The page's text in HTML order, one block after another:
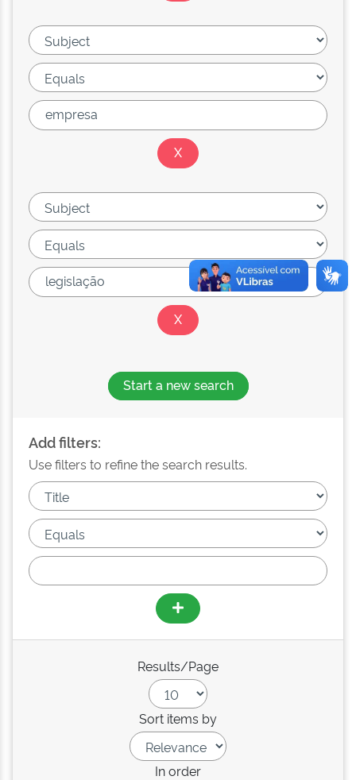
Start a new search
Add filters:
Use filters to refine the search results.
Results/Page
Sort items by
In order